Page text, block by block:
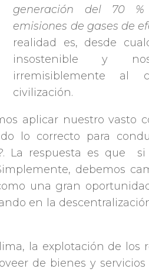
generación del 70
emisiones de gases de
realidad es, desde
insostenible y
irremisiblemente al
civilización.
aplicar nuestro vasto
lo correcto para
La respuesta es que
debemos
una gran
en la
la explotación de los
de bienes y servicios